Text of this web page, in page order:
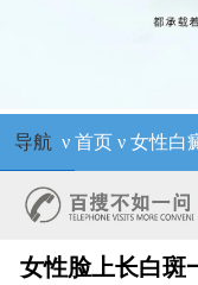
导航 ν 首页ν 女性白
女性脸上长白斑